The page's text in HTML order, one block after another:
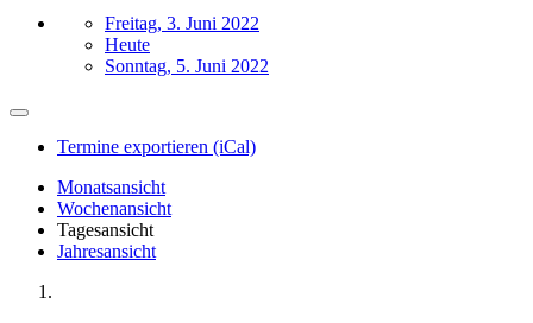
Freitag, 3. Juni 2022
Heute
Sonntag, 5. Juni 2022
Termine exportieren (iCal)
Monatsansicht
Wochenansicht
Tagesansicht
Jahresansicht